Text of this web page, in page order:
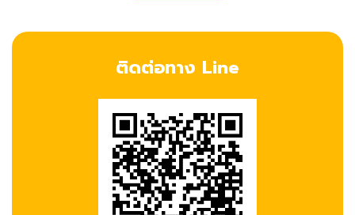
ติดต่อทาง Line